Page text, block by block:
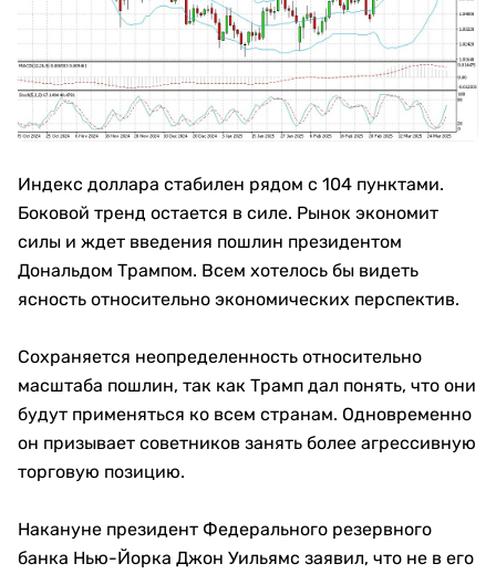
Индекс доллара стабилен рядом с 104 пунктами.
Боковой тренд остается в силе. Рынок экономит
силы и ждет введения пошлин президентом
Дональдом Трампом. Всем хотелось бы видеть
ясность относительно экономических перспектив.
Сохраняется неопределенность относительно
масштаба пошлин, так как Трамп дал понять, что они
будут применяться ко всем странам. Одновременно
он призывает советников занять более агрессивную
торговую позицию.
Накануне президент Федерального резервного
банка Нью-Йорка Джон Уильямс заявил, что не в его